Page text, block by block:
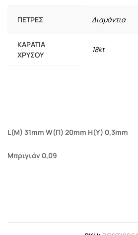
ΠΈΤΡΕΣ Διαμάντια
ΚΑΡΆΤΙΑ
ΧΡΥΣΟΎ
18kt
L(M) 31mm W(Π) 20mm Η(Υ) 0,3mm
Μπριγιάν 0,09